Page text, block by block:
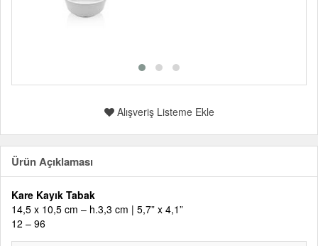
Alışveriş Listeme Ekle
Ürün Açıklaması
Kare Kayık Tabak
14,5 x 10,5 cm – h.3,3 cm | 5,7” x 4,1”
12 – 96